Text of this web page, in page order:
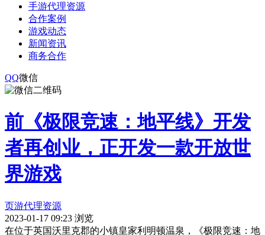
手游代理资源
合作案例
游戏动态
新闻资讯
商务合作
QQ微信
前《极限竞速：地平线》开发
者再创业，正开发一款开放世
界游戏
页游代理资源
2023-01-17 09:23 浏览
在位于英国沃里克郡的小镇皇家利明顿温泉，《极限竞速：地